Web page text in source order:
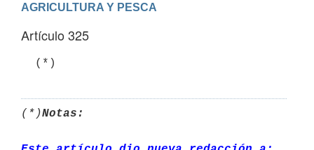
AGRICULTURA Y PESCA
Artículo 325
(*)Notas: